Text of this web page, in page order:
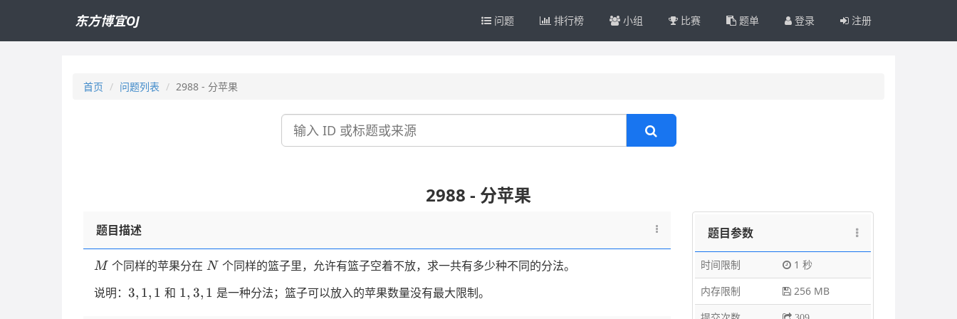
东方博宜OJ 问题 排行榜 小组 比赛 题单 登录 注册
首页 问题列表 2988 - 分苹果
搜
2988 - 分苹果
题目描述
M
M 个同样的苹果分在N
N 个同样的篮子里，允许有篮子空着不放，求一共有多少种不同的分法。
说明： 3,1,1
3, 1, 1 和 1,3,1
1, 3, 1 是一种分法；篮子可以放入的苹果数量没有最大限制。
题目参数
时间限制
1 秒
内存限制
256 MB